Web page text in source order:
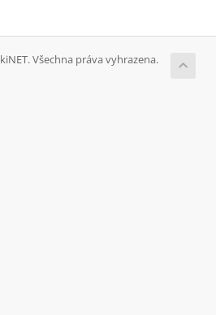
Všechna práva vyhrazena.